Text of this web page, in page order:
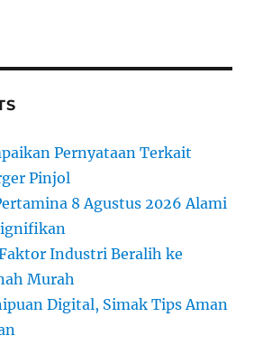
Pernyataan Terkait
Pinjol
8 Agustus 2026 Alami
Industri Beralih ke
Murah
Digital, Simak Tips Aman